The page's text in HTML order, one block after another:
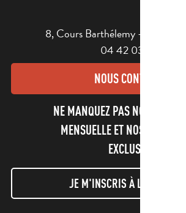
8, Cours Barthélemy - 13400
04 42 03 49 98
NOUS CONTACTER
NE MANQUEZ PAS NOTRE
MENSUELLE ET NOS
EXCLUSIVES !
JE M'INSCRIS À LA